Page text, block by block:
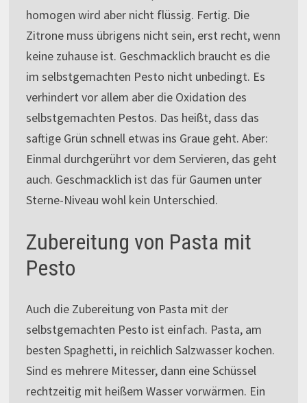
homogen wird aber nicht flüssig. Fertig. Die
Zitrone muss übrigens nicht sein, erst recht, wenn
keine zuhause ist. Geschmacklich braucht es die
im selbstgemachten Pesto nicht unbedingt. Es
verhindert vor allem aber die Oxidation des
selbstgemachten Pestos. Das heißt, dass das
saftige Grün schnell etwas ins Graue geht. Aber:
Einmal durchgerührt vor dem Servieren, das geht
auch. Geschmacklich ist das für Gaumen unter
Sterne-Niveau wohl kein Unterschied.
Zubereitung von Pasta mit
Pesto
Auch die Zubereitung von Pasta mit der
selbstgemachten Pesto ist einfach. Pasta, am
besten Spaghetti, in reichlich Salzwasser kochen.
Sind es mehrere Mitesser, dann eine Schüssel
rechtzeitig mit heißem Wasser vorwärmen. Ein